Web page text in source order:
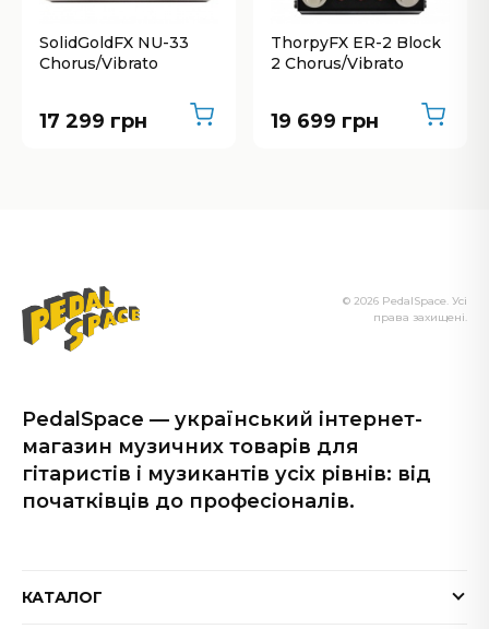
SolidGoldFX NU-33
Chorus/Vibrato
17 299 грн
ThorpyFX ER-2 Block
2 Chorus/Vibrato
19 699 грн
PedalSpace — український інтернет-
магазин музичних товарів для
гітаристів і музикантів усіх рівнів: від
початківців до професіоналів.
© 2026 PedalSpace. Усі
права захищені.
КАТАЛОГ